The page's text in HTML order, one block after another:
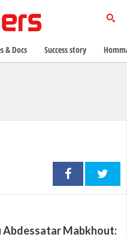
Abdessatar Mabkhout:
& Docs Success story